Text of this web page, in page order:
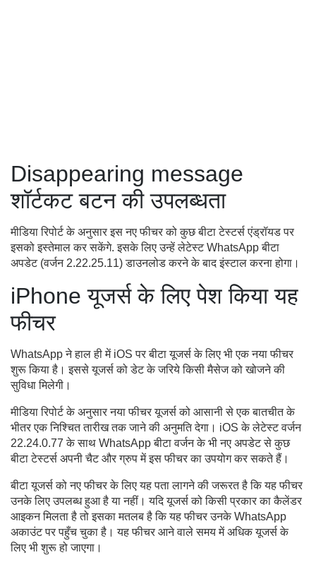
Disappearing message
शॉर्टकट बटन की उपलब्धता
मीडिया रिपोर्ट के अनुसार इस नए फीचर को कुछ बीटा टेस्टर्स एंड्रॉयड पर
इसको इस्तेमाल कर सकेंगे. इसके लिए उन्हें लेटेस्ट WhatsApp बीटा
अपडेट (वर्जन 2.22.25.11) डाउनलोड करने के बाद इंस्टाल करना होगा।
iPhone यूजर्स के लिए पेश किया यह
फीचर
WhatsApp ने हाल ही में iOS पर बीटा यूजर्स के लिए भी एक नया फीचर
शुरू किया है। इससे यूजर्स को डेट के जरिये किसी मैसेज को खोजने की
सुविधा मिलेगी।
मीडिया रिपोर्ट के अनुसार नया फीचर यूजर्स को आसानी से एक बातचीत के
भीतर एक निश्चित तारीख तक जाने की अनुमति देगा। iOS के लेटेस्ट वर्जन
22.24.0.77 के साथ WhatsApp बीटा वर्जन के भी नए अपडेट से कुछ
बीटा टेस्टर्स अपनी चैट और ग्रुप में इस फीचर का उपयोग कर सकते हैं।
बीटा यूजर्स को नए फीचर के लिए यह पता लागने की जरूरत है कि यह फीचर
उनके लिए उपलब्ध हुआ है या नहीं। यदि यूजर्स को किसी प्रकार का कैलेंडर
आइकन मिलता है तो इसका मतलब है कि यह फीचर उनके WhatsApp
अकाउंट पर पहुँच चुका है। यह फीचर आने वाले समय में अधिक यूजर्स के
लिए भी शुरू हो जाएगा।